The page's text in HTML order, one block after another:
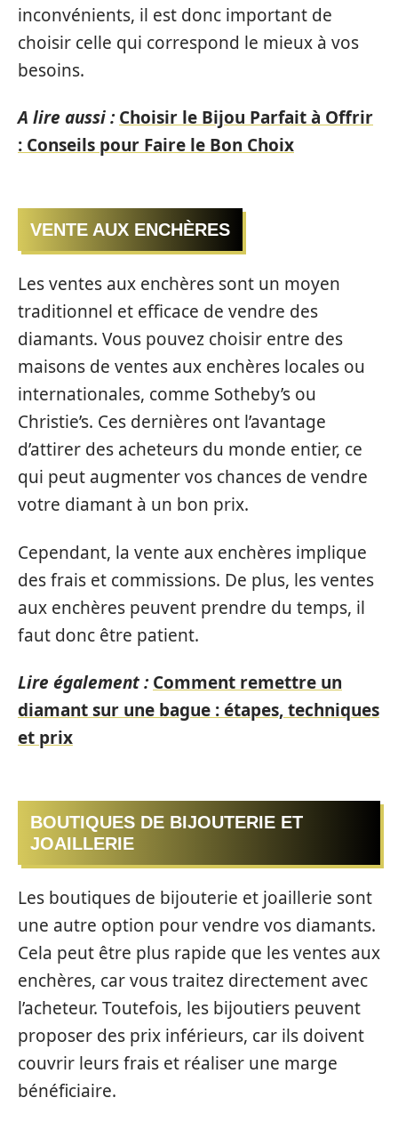
inconvénients, il est donc important de
choisir celle qui correspond le mieux à vos
besoins.
A lire aussi : Choisir le Bijou Parfait à Offrir
: Conseils pour Faire le Bon Choix
VENTE AUX ENCHÈRES
Les ventes aux enchères sont un moyen
traditionnel et efficace de vendre des
diamants. Vous pouvez choisir entre des
maisons de ventes aux enchères locales ou
internationales, comme Sotheby’s ou
Christie’s. Ces dernières ont l’avantage
d’attirer des acheteurs du monde entier, ce
qui peut augmenter vos chances de vendre
votre diamant à un bon prix.
Cependant, la vente aux enchères implique
des frais et commissions. De plus, les ventes
aux enchères peuvent prendre du temps, il
faut donc être patient.
Lire également : Comment remettre un
diamant sur une bague : étapes, techniques
et prix
BOUTIQUES DE BIJOUTERIE ET
JOAILLERIE
Les boutiques de bijouterie et joaillerie sont
une autre option pour vendre vos diamants.
Cela peut être plus rapide que les ventes aux
enchères, car vous traitez directement avec
l’acheteur. Toutefois, les bijoutiers peuvent
proposer des prix inférieurs, car ils doivent
couvrir leurs frais et réaliser une marge
bénéficiaire.